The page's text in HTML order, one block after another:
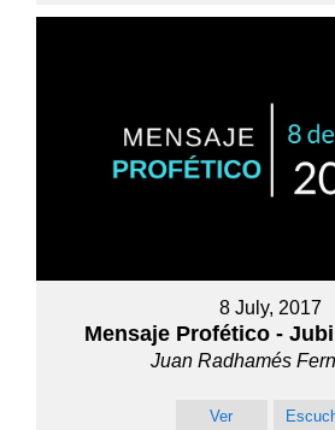
8 July, 2017
Mensaje Profético -
Juan Radhamés
Ver